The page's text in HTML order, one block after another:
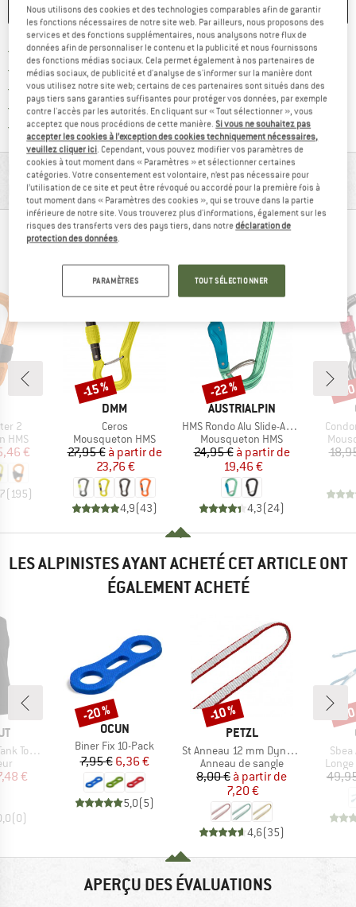
ENREGISTRER COMPARER
Livraison gratuite dès 69 € (FR)Trouve les infos sur la
Droit de retour de 100 joursTrouve les informations de
> 4 000 000 clients satisfaits
Tous les articles disponibles
Protection des acheteurs de Trusted ShopsTrouve toutes les
RENSEIGNEMENTS MATÉRIEL ET
FONCTIONNALITÉS
LES ALPINISTES AYANT VU CET ARTICLE ONT
ÉGALEMENT REGARDÉ
2
HMS
réduit
€
( 195)
MARQUE
DMM
Article
Ceros
Product group
Mousqueton HMS
Prix
27,95 € Prix réduit
à partir de
23,76 €
4,9(43)
Remise
-15 %
MARQUE
AUSTRIALPIN
Article
HMS Rondo Alu Slide-Autolock Selfie
Product group
Mousqueton HMS
Prix
24,95 € Prix réduit
à partir de
19,46 €
4,3(24)
Remise
-22 %
Article
-
LES ALPINISTES AYANT ACHETÉ CET ARTICLE ONT
ÉGALEMENT ACHETÉ
Logo
réduit
€
(0)
MARQUE
OCUN
Article
Biner Fix 10-Pack
Prix
7,95 € Prix réduit
6,36 €
5,0(5)
Remise
-20 %
MARQUE
PETZL
Article
St Anneau 12 mm Dyneema
Product group
Anneau de sangle
Prix
8,00 € Prix réduit
à partir de
7,20 €
4,6(35)
Remise
-10 % -
APERÇU DES ÉVALUATIONS
Nous utilisons des cookies et des technologies comparables afin de garantir
les fonctions nécessaires de notre site web. Par ailleurs, nous proposons des
services et des fonctions supplémentaires, nous analysons notre flux de
données afin de personnaliser le contenu et la publicité et nous fournissons
des fonctions médias sociaux. Cela permet également à nos partenaires de
médias sociaux, de publicité et d'analyse de s'informer sur la manière dont
vous utilisez notre site web; certains de ces partenaires sont situés dans des
pays tiers sans garanties suffisantes pour protéger vos données, par exemple
contre l'accès par les autorités. En cliquant sur « Tout sélectionner », vous
acceptez que nous procédions de cette manière.Si vous ne souhaitez pas
accepter les cookies à l’exception des cookies techniquement nécessaires,
veuillez cliquer ici. Cependant, vous pouvez modifier vos paramètres de
cookies à tout moment dans « Paramètres » et sélectionner certaines
catégories. Votre consentement est volontaire, n’est pas nécessaire pour
l’utilisation de ce site et peut être révoqué ou accordé pour la première fois à
tout moment dans « Paramètres des cookies », qui se trouve dans la partie
inférieure de notre site. Vous trouverez plus d'informations, également sur les
risques des transferts vers des pays tiers, dans notredéclaration de
protection des données.
PARAMÈTRES TOUT SÉLECTIONNER